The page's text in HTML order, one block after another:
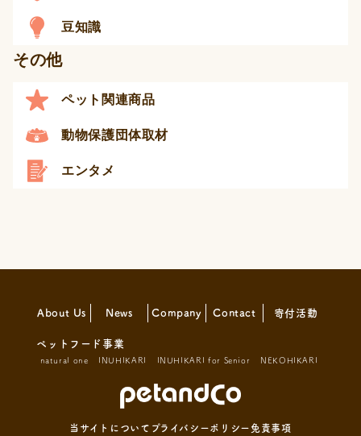
豆知識
その他
ペット関連商品
動物保護団体取材
エンタメ
About Us News Company Contact 寄付活動
ペットフード事業
natural one INUHIKARI INUHIKARI for Senior NEKOHIKARI
当サイトについて プライバシーポリシー 免責事項